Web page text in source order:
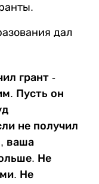
дал
грант -
Пусть он
не получил
ваша
Не
Не